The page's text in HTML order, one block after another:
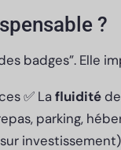
?
badges”. Elle
✅ La fluidité
parking,